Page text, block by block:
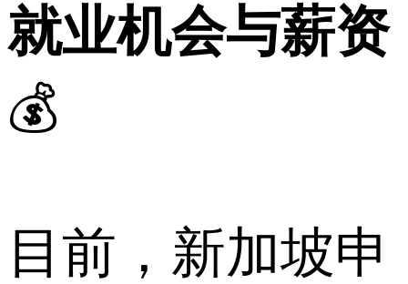
就业机会与薪资
💰
目前，新加坡申